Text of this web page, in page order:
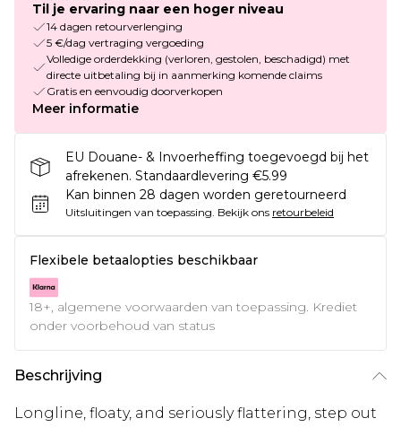
Til je ervaring naar een hoger niveau
14 dagen retourverlenging
5 €/dag vertraging vergoeding
Volledige orderdekking (verloren, gestolen, beschadigd) met
directe uitbetaling bij in aanmerking komende claims
Gratis en eenvoudig doorverkopen
Meer informatie
EU Douane- & Invoerheffing toegevoegd bij het
afrekenen. Standaardlevering €5.99
Kan binnen 28 dagen worden geretourneerd
Uitsluitingen van toepassing. Bekijk ons retourbeleid
Flexibele betaalopties beschikbaar
18+, algemene voorwaarden van toepassing. Krediet
onder voorbehoud van status
Beschrijving
Longline, floaty, and seriously flattering, step out